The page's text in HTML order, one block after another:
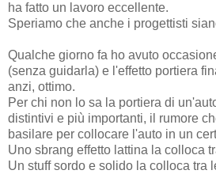
ha fatto un lavoro eccellente.
Speriamo che anche i progettisti
Qualche giorno fa ho avuto
(senza guidarla) e l'effetto portiera
anzi, ottimo.
Per chi non lo sa la portiera di
distintivi e più importanti, il rumore
basilare per collocare l'auto in un
Uno sbrang effetto lattina la colloca
Un stuff sordo e solido la colloca tra